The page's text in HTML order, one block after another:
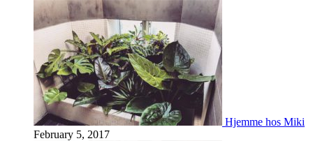
Hjemme hos Miki
February 5, 2017